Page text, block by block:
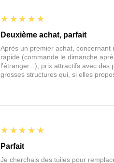
5
★★★★★
Deuxième achat, parfait
Après un premier achat,
rapide (commande le dimanche
l'étranger...), prix attractifs avec des
grosses structures qui, si elles
5
★★★★★
Parfait
Je cherchais des tuiles pour